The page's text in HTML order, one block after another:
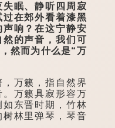
眠、静听四周寂
在郊外看着漆黑
响？在这宁静安
的声音，我们可
然而为什么是“万
万籁，指自然界
万籁具寂形容万
东晋时期，竹林
林里弹琴，琴音